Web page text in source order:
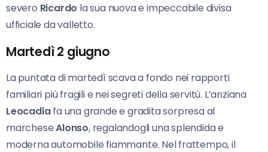
severo Ricardo la sua nuova e impeccabile divisa
ufficiale da valletto.
Martedì 2 giugno
La puntata di martedì scava a fondo nei rapporti
familiari più fragili e nei segreti della servitù. L’anziana
Leocadiafa una grande e gradita sorpresa al
marcheseAlonso, regalandogli una splendida e
moderna automobile fiammante. Nel frattempo, il